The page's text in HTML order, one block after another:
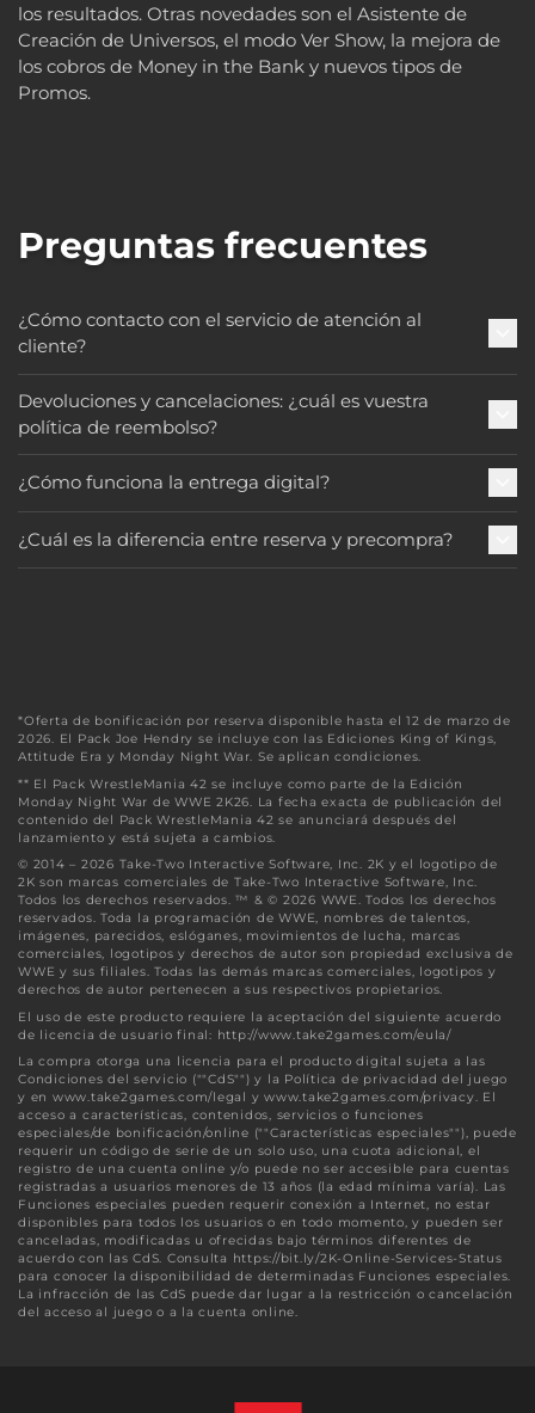
los resultados. Otras novedades son el Asistente de
Creación de Universos, el modo Ver Show, la mejora de
los cobros de Money in the Bank y nuevos tipos de
Promos.
Preguntas frecuentes
¿Cómo contacto con el servicio de atención al
cliente?
Devoluciones y cancelaciones: ¿cuál es vuestra
política de reembolso?
¿Cómo funciona la entrega digital?
¿Cuál es la diferencia entre reserva y precompra?
*Oferta de bonificación por reserva disponible hasta el 12 de marzo de
2026. El Pack Joe Hendry se incluye con las Ediciones King of Kings,
Attitude Era y Monday Night War. Se aplican condiciones.
** El Pack WrestleMania 42 se incluye como parte de la Edición
Monday Night War de WWE 2K26. La fecha exacta de publicación del
contenido del Pack WrestleMania 42 se anunciará después del
lanzamiento y está sujeta a cambios.
© 2014 – 2026 Take-Two Interactive Software, Inc. 2K y el logotipo de
2K son marcas comerciales de Take-Two Interactive Software, Inc.
Todos los derechos reservados. ™ & © 2026 WWE. Todos los derechos
reservados. Toda la programación de WWE, nombres de talentos,
imágenes, parecidos, eslóganes, movimientos de lucha, marcas
comerciales, logotipos y derechos de autor son propiedad exclusiva de
WWE y sus filiales. Todas las demás marcas comerciales, logotipos y
derechos de autor pertenecen a sus respectivos propietarios.
El uso de este producto requiere la aceptación del siguiente acuerdo
de licencia de usuario final: http://www.take2games.com/eula/
La compra otorga una licencia para el producto digital sujeta a las
Condiciones del servicio (""CdS"") y la Política de privacidad del juego
y en www.take2games.com/legal y www.take2games.com/privacy. El
acceso a características, contenidos, servicios o funciones
especiales/de bonificación/online (""Características especiales""), puede
requerir un código de serie de un solo uso, una cuota adicional, el
registro de una cuenta online y/o puede no ser accesible para cuentas
registradas a usuarios menores de 13 años (la edad mínima varía). Las
Funciones especiales pueden requerir conexión a Internet, no estar
disponibles para todos los usuarios o en todo momento, y pueden ser
canceladas, modificadas u ofrecidas bajo términos diferentes de
acuerdo con las CdS. Consulta https://bit.ly/2K-Online-Services-Status
para conocer la disponibilidad de determinadas Funciones especiales.
La infracción de las CdS puede dar lugar a la restricción o cancelación
del acceso al juego o a la cuenta online.